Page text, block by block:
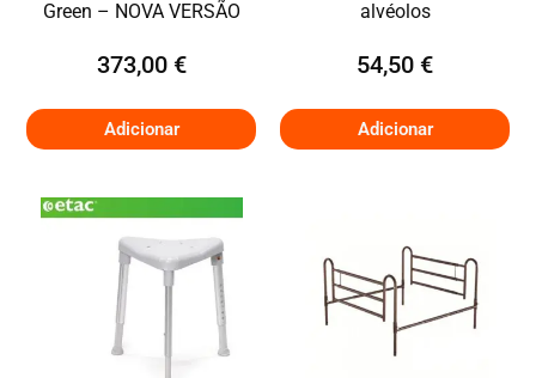
Green – NOVA VERSÃO
373,00 €
Adicionar
alvéolos
54,50 €
Adicionar